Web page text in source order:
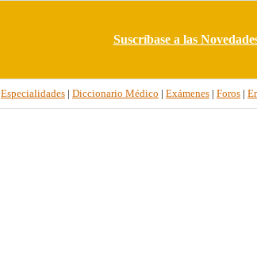
Suscríbase a las
Especialidades | Diccionario Médico | Exámenes | Foros |